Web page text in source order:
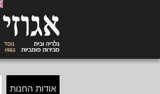
אודות החנות